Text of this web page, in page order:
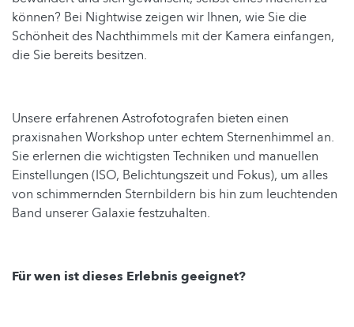
können? Bei Nightwise zeigen wir Ihnen, wie Sie die
Schönheit des Nachthimmels mit der Kamera einfangen,
die Sie bereits besitzen.
Unsere erfahrenen Astrofotografen bieten einen
praxisnahen Workshop unter echtem Sternenhimmel an.
Sie erlernen die wichtigsten Techniken und manuellen
Einstellungen (ISO, Belichtungszeit und Fokus), um alles
von schimmernden Sternbildern bis hin zum leuchtenden
Band unserer Galaxie festzuhalten.
Für wen ist dieses Erlebnis geeignet?